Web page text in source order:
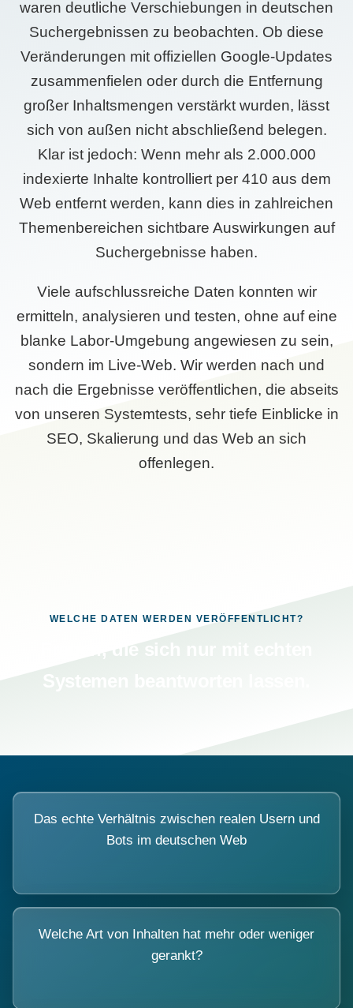
waren deutliche Verschiebungen in deutschen
Suchergebnissen zu beobachten. Ob diese
Veränderungen mit offiziellen Google-Updates
zusammenfielen oder durch die Entfernung
großer Inhaltsmengen verstärkt wurden, lässt
sich von außen nicht abschließend belegen.
Klar ist jedoch: Wenn mehr als 2.000.000
indexierte Inhalte kontrolliert per 410 aus dem
Web entfernt werden, kann dies in zahlreichen
Themenbereichen sichtbare Auswirkungen auf
Suchergebnisse haben.
Viele aufschlussreiche Daten konnten wir
ermitteln, analysieren und testen, ohne auf eine
blanke Labor-Umgebung angewiesen zu sein,
sondern im Live-Web. Wir werden nach und
nach die Ergebnisse veröffentlichen, die abseits
von unseren Systemtests, sehr tiefe Einblicke in
SEO, Skalierung und das Web an sich
offenlegen.
WELCHE DATEN WERDEN VERÖFFENTLICHT?
Das echte Verhältnis zwischen realen Usern und
Bots im deutschen Web
Welche Art von Inhalten hat mehr oder weniger
gerankt?